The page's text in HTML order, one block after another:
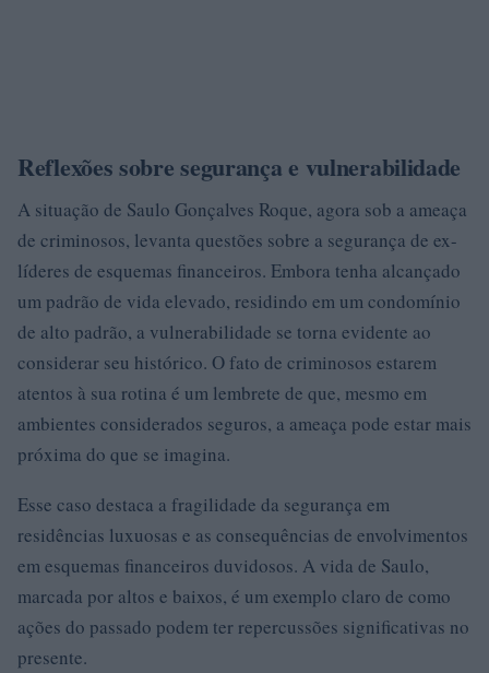
Reflexões sobre segurança e vulnerabilidade
A situação de Saulo Gonçalves Roque, agora sob a ameaça
de criminosos, levanta questões sobre a segurança de ex-
líderes de esquemas financeiros. Embora tenha alcançado
um padrão de vida elevado, residindo em um condomínio
de alto padrão, a vulnerabilidade se torna evidente ao
considerar seu histórico. O fato de criminosos estarem
atentos à sua rotina é um lembrete de que, mesmo em
ambientes considerados seguros, a ameaça pode estar mais
próxima do que se imagina.
Esse caso destaca a fragilidade da segurança em
residências luxuosas e as consequências de envolvimentos
em esquemas financeiros duvidosos. A vida de Saulo,
marcada por altos e baixos, é um exemplo claro de como
ações do passado podem ter repercussões significativas no
presente.